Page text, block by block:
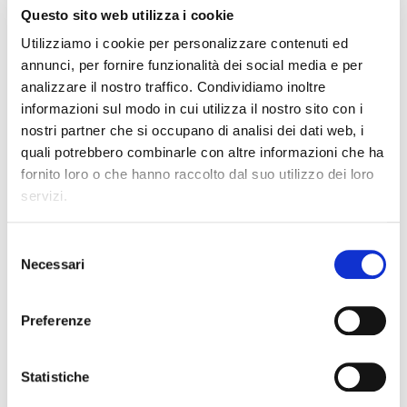
Questo sito web utilizza i cookie
Utilizziamo i cookie per personalizzare contenuti ed
annunci, per fornire funzionalità dei social media e per
analizzare il nostro traffico. Condividiamo inoltre
informazioni sul modo in cui utilizza il nostro sito con i
nostri partner che si occupano di analisi dei dati web, i
quali potrebbero combinarle con altre informazioni che ha
fornito loro o che hanno raccolto dal suo utilizzo dei loro
servizi.
delNecessari
Preferenze
Statistiche
porre attenzione, concetti che verranno puntualmente
verificati nell’esercizio di fine unità “
frasi”. Tale organizzazione dei contenuti viene incontro
anche alle difficoltà legate al limitato monte ore a
disposizione dei docenti, che potranno trovare nel volume
“percorsi- scorciatoia” costruiti con attenzione e cura.
LA STRUTTURA, CARATTERISTICHE E
NOVITÀ
Glistrumenti
da parte degli alunni, sti- molando lo sviluppo del pensiero
è
disposizione dei docenti, senza per questo rinunciare
all’offerta di interessanti approfondimenti legati
, da sempre elemento forte dei
corsi di Brusa, è completamente rinnovata e orientata allo
sviluppo del pensiero critico, alla metacognizione, alla